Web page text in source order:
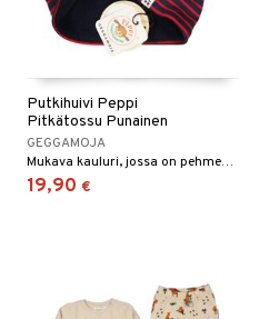
Putkihuivi Peppi
Pitkätossu Punainen
GEGGAMOJA
Mukava kauluri, jossa on pehmeä fleecevuori!
19,90 €